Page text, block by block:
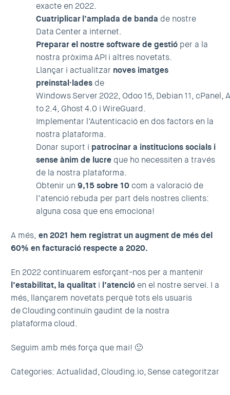
exacte en 2022.
Cuatriplicar l’amplada de banda de nostre
Data Center a internet.
Preparar el nostre software de gestió per a la
nostra pròxima API i altres novetats.
Llançar i actualitzar noves imatges
preinstal·lades de
Windows Server 2022, Odoo 15, Debian 11, cPanel,
to 2.4, Ghost 4.0 i WireGuard.
Implementar l’Autenticació en dos factors en la
nostra plataforma.
Donar suport i patrocinar a institucions socials i
sense ànim de lucre que ho necessiten a través
de la nostra plataforma.
Obtenir un 9,15 sobre 10 com a valoració de
l’atenció rebuda per part dels nostres clients:
alguna cosa que ens emociona!
A més, en 2021 hem registrat un augment de més del
60% en facturació respecte a 2020.
En 2022 continuarem esforçant-nos per a mantenir
l’estabilitat, la qualitat i l’atenció en el nostre servei. I a
més, llançarem novetats perquè tots els usuaris
de Clouding continuïn gaudint de la nostra
plataforma cloud.
Seguim amb més força que mai! 🙂
Categories: Actualidad,Clouding.io,Sense categoritzar